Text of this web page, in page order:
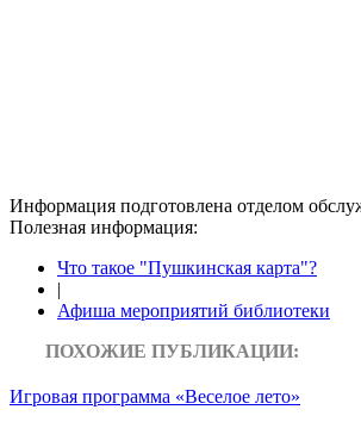
Информация подготовленa отделом
Полезная информация:
Что такое "Пушкинская карта"?
|
Афиша мероприятий библиотеки
ПОХОЖИЕ ПУБЛИКАЦИИ:
Игровая программа «Веселое лето»